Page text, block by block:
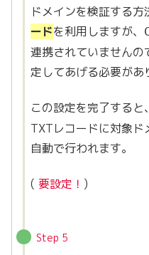
ドメインを検証する方
ードを利用しますが、
連携されていません
定してあげる必要があ
この設定を完了すると、
TXTレコードに対象ド
自動で行われます。
( 要設定！ )
Step 5